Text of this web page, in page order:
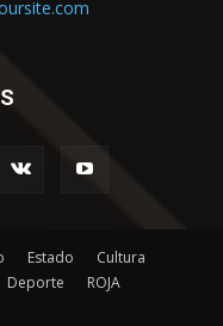
Estado
Cultura
Deporte ROJA